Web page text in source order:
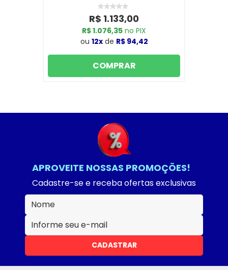
R$ 1.133,00
R$ 1.076,35 no PIX
ou 12xde R$ 94,42
COMPRAR
APROVEITE NOSSAS PROMOÇÕES!
Cadastre-se e receba ofertas exclusivas
CADASTRAR